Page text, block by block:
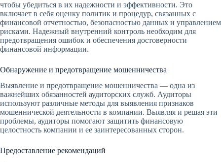
чтобы убедиться в их надежности и эффективности. Это
включает в себя оценку политик и процедур, связанных с
финансовой отчетностью, безопасностью данных и управлением
рисками. Надежный внутренний контроль необходим для
предотвращения ошибок и обеспечения достоверности
финансовой информации.
Обнаружение и предотвращение мошенничества
Выявление и предотвращение мошенничества — одна из
важнейших обязанностей аудиторских служб. Аудиторы
используют различные методы для выявления признаков
мошеннической деятельности в компании. Выявляя и решая эти
проблемы, аудиторы помогают защитить финансовую
целостность компании и ее заинтересованных сторон.
Предоставление рекомендаций